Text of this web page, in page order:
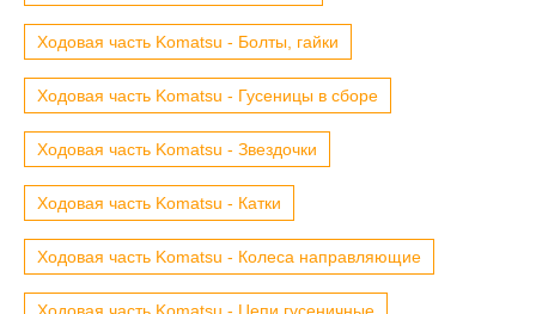
Ходовая часть Komatsu - Болты, гайки
Ходовая часть Komatsu - Гусеницы в сборе
Ходовая часть Komatsu - Звездочки
Ходовая часть Komatsu - Катки
Ходовая часть Komatsu - Колеса направляющие
Ходовая часть Komatsu - Цепи гусеничные